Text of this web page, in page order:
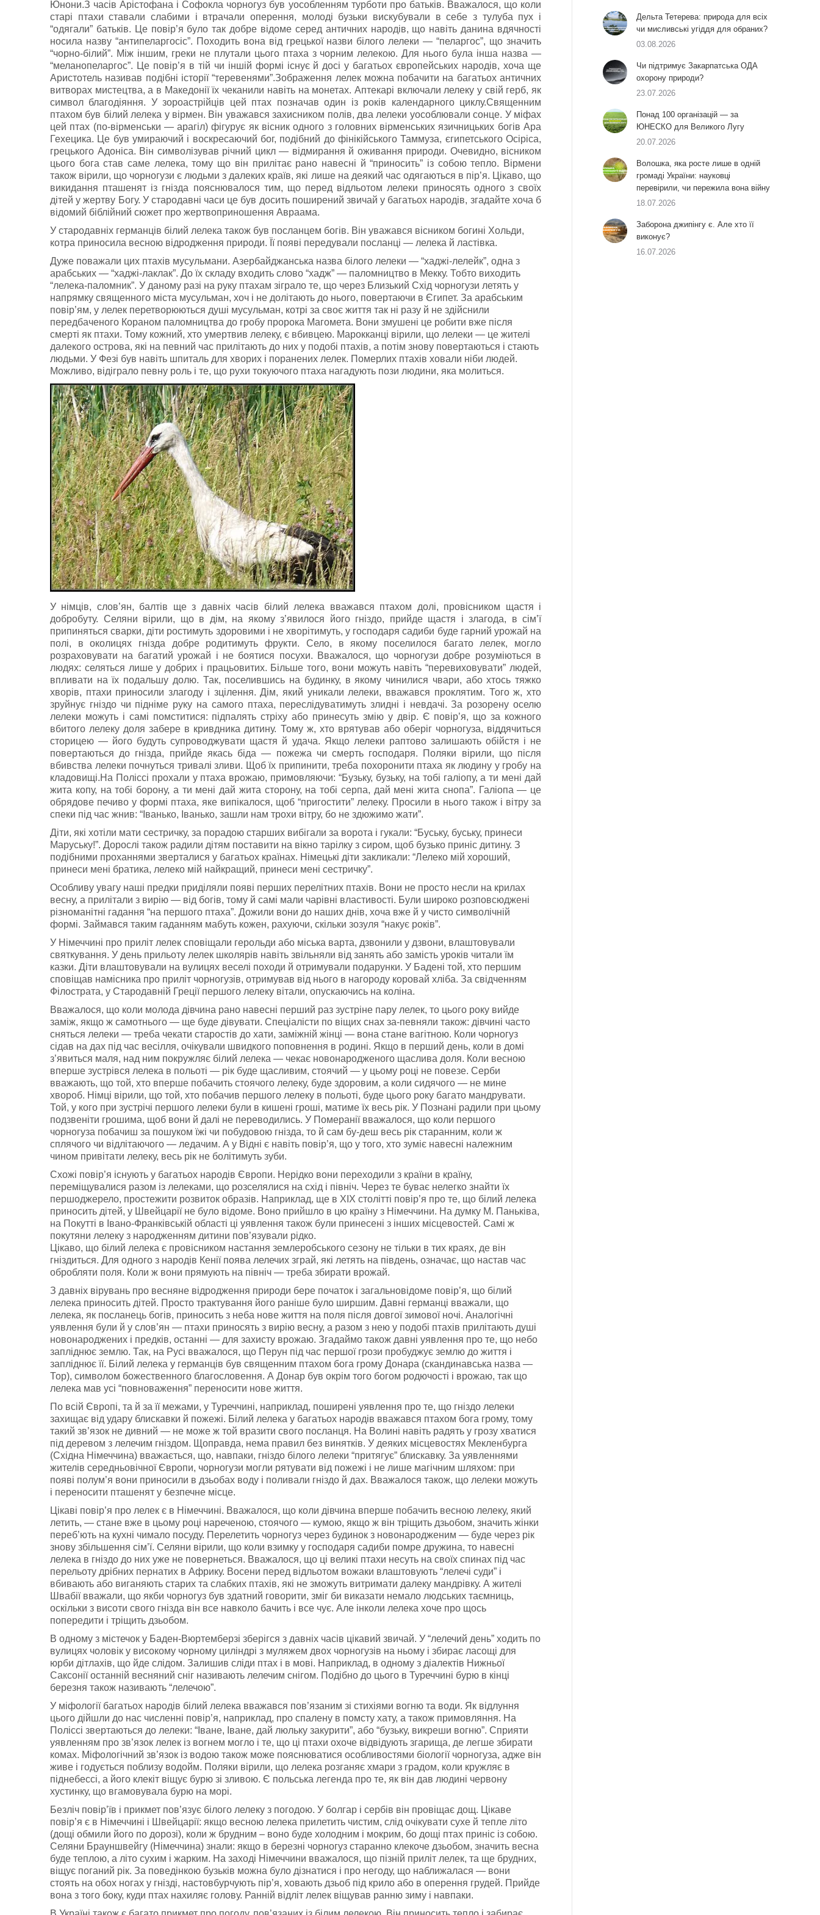
Юнони.З часів Арістофана і Софокла чорногуз був уособленням турботи про батьків. Вважалося, що коли
старі птахи ставали слабими і втрачали оперення, молоді бузьки вискубували в себе з тулуба пух і
“одягали” батьків. Це повір’я було так добре відоме серед античних народів, що навіть данина вдячності
носила назву “антипеларгосіс”. Походить вона від грецької назви білого лелеки — “пеларгос”, що значить
“чорно-білий”. Між іншим, греки не плутали цього птаха з чорним лелекою. Для нього була інша назва —
“меланопеларгос”. Це повір’я в тій чи іншій формі існує й досі у багатьох європейських народів, хоча ще
Аристотель називав подібні історії “теревенями”.Зображення лелек можна побачити на багатьох античних
витворах мистецтва, а в Македонії їх чеканили навіть на монетах. Аптекарі включали лелеку у свій герб, як
символ благодіяння. У зороастрійців цей птах позначав один із років календарного циклу.Священним
птахом був білий лелека у вірмен. Він уважався захисником полів, два лелеки уособлювали сонце. У міфах
цей птах (по-вірменськи — арагіл) фігурує як вісник одного з головних вірменських язичницьких богів Ара
Гехецика. Це був умираючий і воскресаючий бог, подібний до фінікійського Таммуза, єгипетського Осіріса,
грецького Адоніса. Він символізував річний цикл — відмирання й оживання природи. Очевидно, вісником
цього бога став саме лелека, тому що він прилітає рано навесні й “приносить” із собою тепло. Вірмени
також вірили, що чорногузи є людьми з далеких країв, які лише на деякий час одягаються в пір’я. Цікаво, що
викидання пташенят із гнізда пояснювалося тим, що перед відльотом лелеки приносять одного з своїх
дітей у жертву Богу. У стародавні часи це був досить поширений звичай у багатьох народів, згадайте хоча б
відомий біблійний сюжет про жертвоприношення Авраама.
У стародавніх германців білий лелека також був посланцем богів. Він уважався вісником богині Хольди,
котра приносила весною відродження природи. Її появі передували посланці — лелека й ластівка.
Дуже поважали цих птахів мусульмани. Азербайджанська назва білого лелеки — “хаджі-лелейк”, одна з
арабських — “хаджі-лаклак”. До їх складу входить слово “хадж” — паломництво в Мекку. Тобто виходить
“лелека-паломник”. У даному разі на руку птахам зіграло те, що через Близький Схід чорногузи летять у
напрямку священного міста мусульман, хоч і не долітають до нього, повертаючи в Єгипет. За арабським
повір’ям, у лелек перетворюються душі мусульман, котрі за своє життя так ні разу й не здійснили
передбаченого Кораном паломництва до гробу пророка Магомета. Вони змушені це робити вже після
смерті як птахи. Тому кожний, хто умертвив лелеку, є вбивцею. Марокканці вірили, що лелеки — це жителі
далекого острова, які на певний час прилітають до них у подобі птахів, а потім знову повертаються і стають
людьми. У Фезі був навіть шпиталь для хворих і поранених лелек. Померлих птахів ховали ніби людей.
Можливо, відіграло певну роль і те, що рухи токуючого птаха нагадують пози людини, яка молиться.
У німців, слов’ян, балтів ще з давніх часів білий лелека вважався птахом долі, провісником щастя і
добробуту. Селяни вірили, що в дім, на якому з’явилося його гніздо, прийде щастя і злагода, в сім’ї
припиняться сварки, діти ростимуть здоровими і не хворітимуть, у господаря садиби буде гарний урожай на
полі, в околицях гнізда добре родитимуть фрукти. Село, в якому поселилося багато лелек, могло
розраховувати на багатий урожай і не боятися посухи. Вважалося, що чорногузи добре розуміються в
людях: селяться лише у добрих і працьовитих. Більше того, вони можуть навіть “перевиховувати” людей,
впливати на їх подальшу долю. Так, поселившись на будинку, в якому чинилися чвари, або хтось тяжко
хворів, птахи приносили злагоду і зцілення. Дім, який уникали лелеки, вважався проклятим. Того ж, хто
зруйнує гніздо чи підніме руку на самого птаха, переслідуватимуть злидні і невдачі. За розорену оселю
лелеки можуть і самі помститися: підпалять стріху або принесуть змію у двір. Є повір’я, що за кожного
вбитого лелеку доля забере в кривдника дитину. Тому ж, хто врятував або оберіг чорногуза, віддячиться
сторицею — його будуть супроводжувати щастя й удача. Якщо лелеки раптово залишають обійстя і не
повертаються до гнізда, прийде якась біда — пожежа чи смерть господаря. Поляки вірили, що після
вбивства лелеки почнуться тривалі зливи. Щоб їх припинити, треба похоронити птаха як людину у гробу на
кладовищі.На Поліссі прохали у птаха врожаю, примовляючи: “Бузьку, бузьку, на тобі галіопу, а ти мені дай
жита копу, на тобі борону, а ти мені дай жита сторону, на тобі серпа, дай мені жита снопа”. Галіопа — це
обрядове печиво у формі птаха, яке випікалося, щоб “пригостити” лелеку. Просили в нього також і вітру за
спеки під час жнив: “Іванько, Іванько, зашли нам трохи вітру, бо не здюжимо жати”.
Діти, які хотіли мати сестричку, за порадою старших вибігали за ворота і гукали: “Буську, буську, принеси
Маруську!”. Дорослі також радили дітям поставити на вікно тарілку з сиром, щоб бузько приніс дитину. З
подібними проханнями зверталися у багатьох країнах. Німецькі діти закликали: “Лелеко мій хороший,
принеси мені братика, лелеко мій найкращий, принеси мені сестричку”.
Особливу увагу наші предки приділяли появі перших перелітних птахів. Вони не просто несли на крилах
весну, а прилітали з вирію — від богів, тому й самі мали чарівні властивості. Були широко розповсюджені
різноманітні гадання “на першого птаха”. Дожили вони до наших днів, хоча вже й у чисто символічній
формі. Займався таким гаданням мабуть кожен, рахуючи, скільки зозуля “накує років”.
У Німеччині про приліт лелек сповіщали герольди або міська варта, дзвонили у дзвони, влаштовували
святкування. У день прильоту лелек школярів навіть звільняли від занять або замість уроків читали їм
казки. Діти влаштовували на вулицях веселі походи й отримували подарунки. У Бадені той, хто першим
сповіщав намісника про приліт чорногузів, отримував від нього в нагороду коровай хліба. За свідченням
Філострата, у Стародавній Греції першого лелеку вітали, опускаючись на коліна.
Вважалося, що коли молода дівчина рано навесні перший раз зустріне пару лелек, то цього року вийде
заміж, якщо ж самотнього — ще буде дівувати. Спеціалісти по віщих снах за-певняли також: дівчині часто
сняться лелеки — треба чекати старостів до хати, заміжній жінці — вона стане вагітною. Коли чорногуз
сідав на дах під час весілля, очікували швидкого поповнення в родині. Якщо в перший день, коли в домі
з’явиться маля, над ним покружляє білий лелека — чекає новонародженого щаслива доля. Коли весною
вперше зустрівся лелека в польоті — рік буде щасливим, стоячий — у цьому році не повезе. Серби
вважають, що той, хто вперше побачить стоячого лелеку, буде здоровим, а коли сидячого — не мине
хвороб. Німці вірили, що той, хто побачив першого лелеку в польоті, буде цього року багато мандрувати.
Той, у кого при зустрічі першого лелеки були в кишені гроші, матиме їх весь рік. У Познані радили при цьому
подзвеніти грошима, щоб вони й далі не переводились. У Померанії вважалося, що коли першого
чорногуза побачиш за пошуком їжі чи побудовою гнізда, то й сам бу-деш весь рік старанним, коли ж
сплячого чи відлітаючого — ледачим. А у Відні є навіть повір’я, що у того, хто зуміє навесні належним
чином привітати лелеку, весь рік не болітимуть зуби.
Схожі повір’я існують у багатьох народів Європи. Нерідко вони переходили з країни в країну,
переміщувалися разом із лелеками, що розселялися на схід і північ. Через те буває нелегко знайти їх
першоджерело, простежити розвиток образів. Наприклад, ще в XIX столітті повір’я про те, що білий лелека
приносить дітей, у Швейцарії не було відоме. Воно прийшло в цю країну з Німеччини. На думку М. Паньківа,
на Покутті в Івано-Франківській області ці уявлення також були принесені з інших місцевостей. Самі ж
покутяни лелеку з народженням дитини пов’язували рідко.
Цікаво, що білий лелека є провісником настання землеробського сезону не тільки в тих краях, де він
гніздиться. Для одного з народів Кенії поява лелечих зграй, які летять на південь, означає, що настав час
обробляти поля. Коли ж вони прямують на північ — треба збирати врожай.
З давніх вірувань про весняне відродження природи бере початок і загальновідоме повір’я, що білий
лелека приносить дітей. Просто трактування його раніше було ширшим. Давні германці вважали, що
лелека, як посланець богів, приносить з неба нове життя на поля після довгої зимової ночі. Аналогічні
уявлення були й у слов’ян — птахи приносять з вирію весну, а разом з нею у подобі птахів прилітають душі
новонароджених і предків, останні — для захисту врожаю. Згадаймо також давні уявлення про те, що небо
запліднює землю. Так, на Русі вважалося, що Перун під час першої грози пробуджує землю до життя і
запліднює її. Білий лелека у германців був священним птахом бога грому Донара (скандинавська назва —
Тор), символом божественного благословення. А Донар був окрім того богом родючості і врожаю, так що
лелека мав усі “повноваження” переносити нове життя.
По всій Європі, та й за її межами, у Туреччині, наприклад, поширені уявлення про те, що гніздо лелеки
захищає від удару блискавки й пожежі. Білий лелека у багатьох народів вважався птахом бога грому, тому
такий зв’язок не дивний — не може ж той вразити свого посланця. На Волині навіть радять у грозу хватися
під деревом з лелечим гніздом. Щоправда, нема правил без винятків. У деяких місцевостях Мекленбурга
(Східна Німеччина) вважається, що, навпаки, гніздо білого лелеки “притягує” блискавку. За уявленнями
жителів середньовічної Європи, чорногузи могли рятувати від пожежі і не лише магічним шляхом: при
появі полум’я вони приносили в дзьобах воду і поливали гніздо й дах. Вважалося також, що лелеки можуть
і переносити пташенят у безпечне місце.
Цікаві повір’я про лелек є в Німеччині. Вважалося, що коли дівчина вперше побачить весною лелеку, який
летить, — стане вже в цьому році нареченою, стоячого — кумою, якщо ж він тріщить дзьобом, значить жінки
переб’ють на кухні чимало посуду. Перелетить чорногуз через будинок з новонародженим — буде через рік
знову збільшення сім’ї. Селяни вірили, що коли взимку у господаря садиби помре дружина, то навесні
лелека в гніздо до них уже не повернеться. Вважалося, що ці великі птахи несуть на своїх спинах під час
перельоту дрібних пернатих в Африку. Восени перед відльотом вожаки влаштовують “лелечі суди” і
вбивають або виганяють старих та слабких птахів, які не зможуть витримати далеку мандрівку. А жителі
Швабії вважали, що якби чорногуз був здатний говорити, зміг би виказати немало людських таємниць,
оскільки з висоти свого гнізда він все навколо бачить і все чує. Але інколи лелека хоче про щось
попередити і тріщить дзьобом.
В одному з містечок у Баден-Вюртемберзі зберігся з давніх часів цікавий звичай. У “лелечий день” ходить по
вулицях чоловік у високому чорному циліндрі з муляжем двох чорногузів на ньому і збирає ласощі для
юрби дітлахів, що йде слідом. Залишив сліди птах і в мові. Наприклад, в одному з діалектів Нижньої
Саксонії останній весняний сніг називають лелечим снігом. Подібно до цього в Туреччині бурю в кінці
березня також називають “лелечою”.
У міфології багатьох народів білий лелека вважався пов’язаним зі стихіями вогню та води. Як відлуння
цього дійшли до нас численні повір’я, наприклад, про спалену в помсту хату, а також примовляння. На
Поліссі звертаються до лелеки: “Іване, Іване, дай люльку закурити”, або “бузьку, викреши вогню”. Сприяти
уявленням про зв’язок лелек із вогнем могло і те, що ці птахи охоче відвідують згарища, де легше збирати
комах. Міфологічний зв’язок із водою також може пояснюватися особливостями біології чорногуза, адже він
живе і годується поблизу водойм. Поляки вірили, що лелека розганяє хмари з градом, коли кружляє в
піднебессі, а його клекіт віщує бурю зі зливою. Є польська легенда про те, як він дав людині червону
хустинку, що вгамовувала бурю на морі.
Безліч повір’їв і прикмет пов’язує білого лелеку з погодою. У болгар і сербів він провіщає дощ. Цікаве
повір’я є в Німеччині і Швейцарії: якщо весною лелека прилетить чистим, слід очікувати сухе й тепле літо
(дощі обмили його по дорозі), коли ж брудним – воно буде холодним і мокрим, бо дощі птах приніс із собою.
Селяни Брауншвейгу (Німеччина) знали: якщо в березні чорногуз старанно клекоче дзьобом, значить весна
буде теплою, а літо сухим і жарким. На заході Німеччини вважалося, що пізній приліт лелек, та ще брудних,
віщує поганий рік. За поведінкою бузьків можна було дізнатися і про негоду, що наближалася — вони
стоять на обох ногах у гнізді, настовбурчують пір’я, ховають дзьоб під крило або в оперення грудей. Прийде
вона з того боку, куди птах нахиляє голову. Ранній відліт лелек віщував ранню зиму і навпаки.
Дельта Тетерева: природа для всіх
чи мисливські угіддя для обраних?
03.08.2026
Чи підтримує Закарпатська ОДА
охорону природи?
23.07.2026
Понад 100 організацій — за
ЮНЕСКО для Великого Лугу
20.07.2026
Волошка, яка росте лише в одній
громаді України: науковці
перевірили, чи пережила вона війну
18.07.2026
Заборона джипінгу є. Але хто її
виконує?
16.07.2026